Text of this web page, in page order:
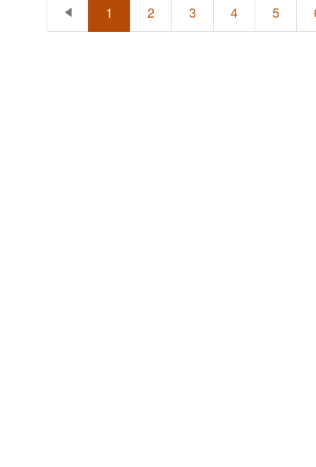
1 2 3 4 5